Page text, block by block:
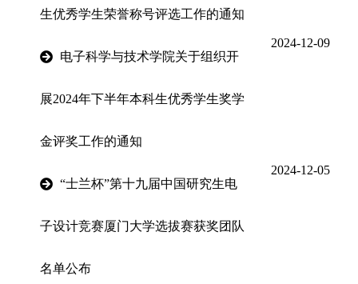
生优秀学生荣誉称号评选工作的通知
电子科学与技术学院关于组织开
展2024年下半年本科生优秀学生奖学
金评奖工作的通知
2024-12-09
“士兰杯”第十九届中国研究生电
子设计竞赛厦门大学选拔赛获奖团队
名单公布
2024-12-05